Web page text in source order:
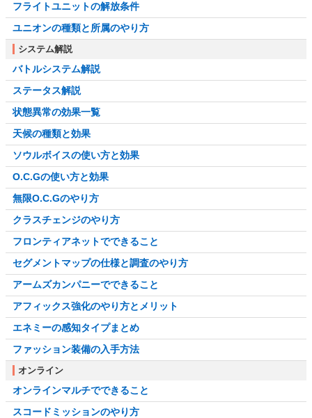
フライトユニットの解放条件
ユニオンの種類と所属のやり方
システム解説
バトルシステム解説
ステータス解説
状態異常の効果一覧
天候の種類と効果
ソウルボイスの使い方と効果
O.C.Gの使い方と効果
無限O.C.Gのやり方
クラスチェンジのやり方
フロンティアネットでできること
セグメントマップの仕様と調査のやり方
アームズカンパニーでできること
アフィックス強化のやり方とメリット
エネミーの感知タイプまとめ
ファッション装備の入手方法
オンライン
オンラインマルチでできること
スコードミッションのやり方